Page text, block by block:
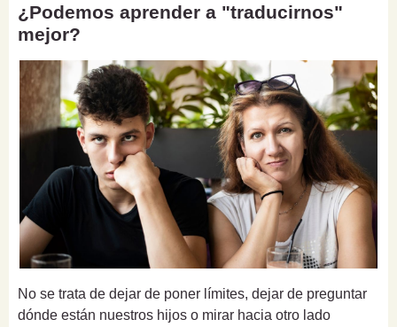
¿Podemos aprender a "traducirnos"
mejor?
No se trata de dejar de poner límites, dejar de preguntar
dónde están nuestros hijos o mirar hacia otro lado